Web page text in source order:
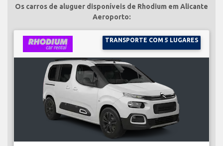
Os carros de aluguer disponíveis de Rhodium em Alicante
Aeroporto:
TRANSPORTE COM 5 LUGARES